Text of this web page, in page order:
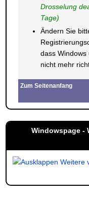
Drosselung
Tage)
Ändern Sie
dass
nicht mehr
Zum Seitenanfang
Windowspage -
Weitere